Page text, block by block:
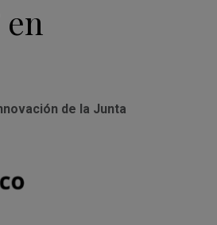
de la Junta